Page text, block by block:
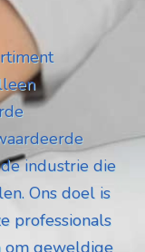
industrie die
Ons doel is
professionals
om geweldige